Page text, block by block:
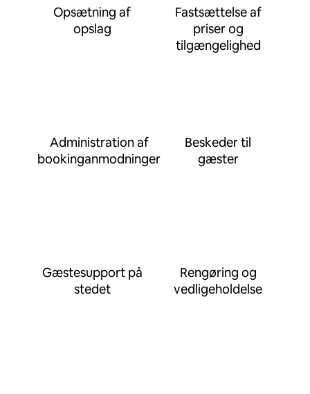
Opsætning af
opslag
Fastsættelse af
priser og
tilgængelighed
Administration af
bookinganmodninger
Beskeder til
gæster
Gæstesupport på
stedet
Rengøring og
vedligeholdelse